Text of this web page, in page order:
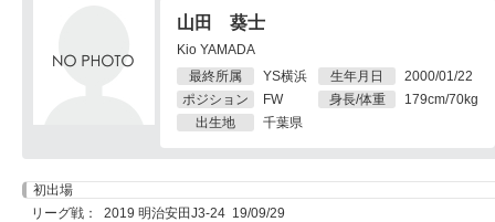
山田 葵士
Kio YAMADA
最終所属
YS横浜
ポジション
FW
出生地
千葉県
生年月日
2000/01/22
身長/体重
179cm/70kg
初出場
リーグ戦： 2019 明治安田J3-24 19/09/29